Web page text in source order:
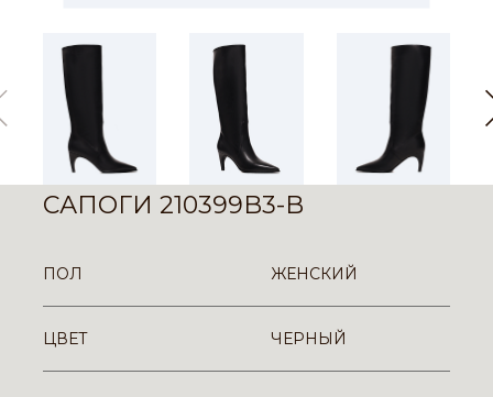
САПОГИ 210399B3-B
ПОЛ ЖЕНСКИЙ
ЦВЕТ ЧЕРНЫЙ